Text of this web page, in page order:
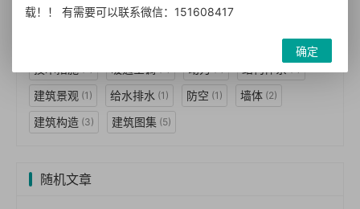
BIM技术(3) BIM应用(2) 案例视频(2)
工程设计(7)
建筑景观 (1) 给水排水 (1) 防空 (1) 墙体 (2)
建筑构造 (3) 建筑图集 (5)
随机文章
载！！ 有需要可以联系微信：151608417
确定